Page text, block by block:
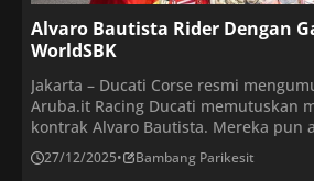
Alvaro Bautista Rider Dengan
WorldSBK
Jakarta – Ducati Corse resmi
Aruba.it Racing Ducati memutuskan
kontrak Alvaro Bautista. Mereka pun
bekerja sama di WorldSBK pada
nyatakan lewat rilis resmi di laman
27/12/2025• Bambang Parikesit